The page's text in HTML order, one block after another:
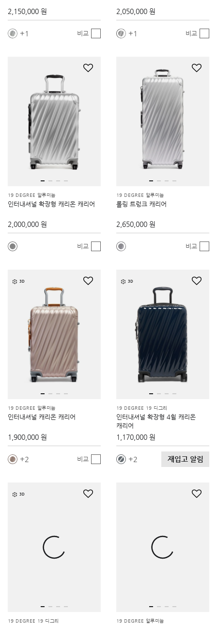
2,150,000 원
1 비교
2,050,000 원
1 비교
19 DEGREE 알루미늄
인터내셔널 확장형 캐리온 캐리어
2,000,000 원
비교
19 DEGREE 알루미늄
롤링 트렁크 캐리어
2,650,000 원
비교
3D
19 DEGREE 알루미늄
인터내셔널 캐리온 캐리어
1,900,000 원
2 비교
3D
19 DEGREE 19 디그리
인터내셔널 확장형 4휠 캐리온
캐리어
1,170,000 원
2 재입고 알림
3D
19 DEGREE 19 디그리 19 DEGREE 알루미늄